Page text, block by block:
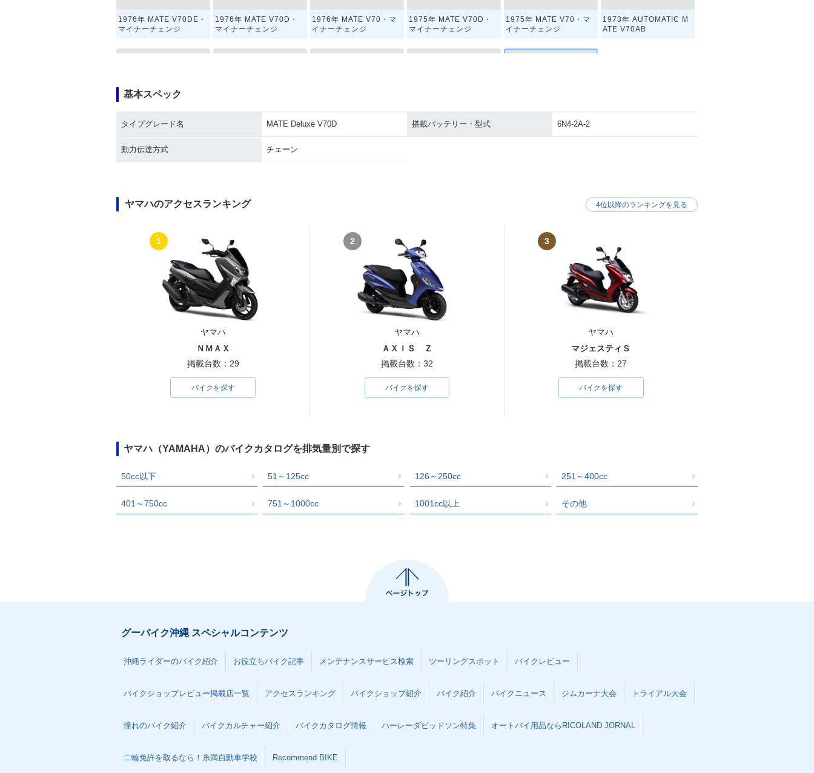
1976年 MATE V70DE・
マイナーチェンジ
1976年 MATE V70D・
マイナーチェンジ
1976年 MATE V70・マ
イナーチェンジ
1975年 MATE V70D・
マイナーチェンジ
1975年 MATE V70・マ
イナーチェンジ
1973年 AUTOMATIC M
ATE V70AB
1973年 AUTOMATIC M
1971年 MATE V70S 1971年 MATE V70D 1971年 MATE V70 MATE Deluxe V70D
基本スペック
タイプグレード名 MATE Deluxe V70D 搭載バッテリー・型式 6N4-2A-2
動力伝達方式 チェーン
ヤマハのアクセスランキング
1
ヤマハ
ＮＭＡＸ
掲載台数：29
バイクを探す
2
ヤマハ
ＡＸＩＳ Ｚ
掲載台数：32
バイクを探す
3
ヤマハ
マジェスティＳ
掲載台数：27
バイクを探す
4位以降のランキングを見る
ヤマハ（YAMAHA）のバイクカタログを排気量別で探す
50cc以下 51～125cc 126～250cc 251～400cc
401～750cc 751～1000cc 1001cc以上 その他
グーバイク沖縄 スペシャルコンテンツ
沖縄ライダーのバイク紹介 お役立ちバイク記事 メンテナンスサービス検索 ツーリングスポット バイクレビュー
バイクショップレビュー掲載店一覧 アクセスランキング バイクショップ紹介 バイク紹介 バイクニュース ジムカーナ大会 トライアル大会
憧れのバイク紹介 バイクカルチャー紹介 バイクカタログ情報 ハーレーダビッドソン特集 オートバイ用品ならRICOLAND JORNAL
二輪免許を取るなら！糸満自動車学校 Recommend BIKE